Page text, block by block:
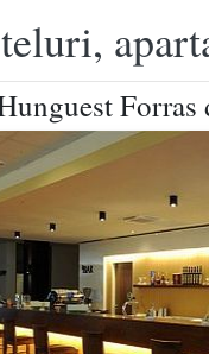
Forras